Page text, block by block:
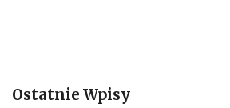
Ostatnie Wpisy